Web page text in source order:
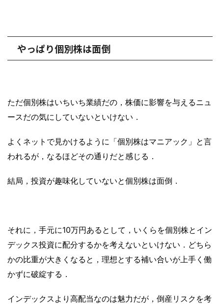
やっぱり個別株は面倒
ただ個別株はいちいち業績だの，株価に影響を与えるニュ
ースだの気にしていないといけない．
よくネットで見かけるように「個別株はマニアック」と言
われるが，なるほどその通りだと感じる．
結局，投資が趣味化していないと個別株は面倒．
それに，手元に10万円あるとして，いくらを個別株とイン
デックス投資に配分するかを考えないといけない．どちら
かの比重が大きくなると，理想とする補い合いが上手く働
かずに破綻する．
インデックスより高配当なのは魅力だが，倒産リスクを考